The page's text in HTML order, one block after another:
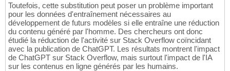
Toutefois, cette substitution peut poser un problème important
pour les données d'entraînement nécessaires au
développement de futurs modèles si elle entraîne une réduction
du contenu généré par l'homme. Des chercheurs ont donc
étudié la réduction de l'activité sur Stack Overflow coïncidant
avec la publication de ChatGPT. Les résultats montrent l'impact
de ChatGPT sur Stack Overflow, mais surtout l'impact de l'IA
sur les contenus en ligne générés par les humains.